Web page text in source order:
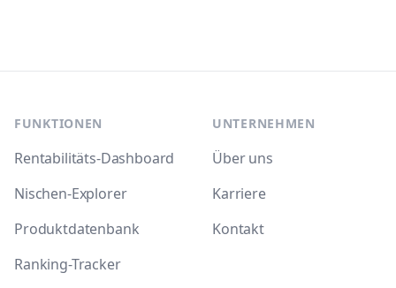
FUNKTIONEN
Rentabilitäts-Dashboard
Nischen-Explorer
Produktdatenbank
Ranking-Tracker
UNTERNEHMEN
Über uns
Karriere
Kontakt